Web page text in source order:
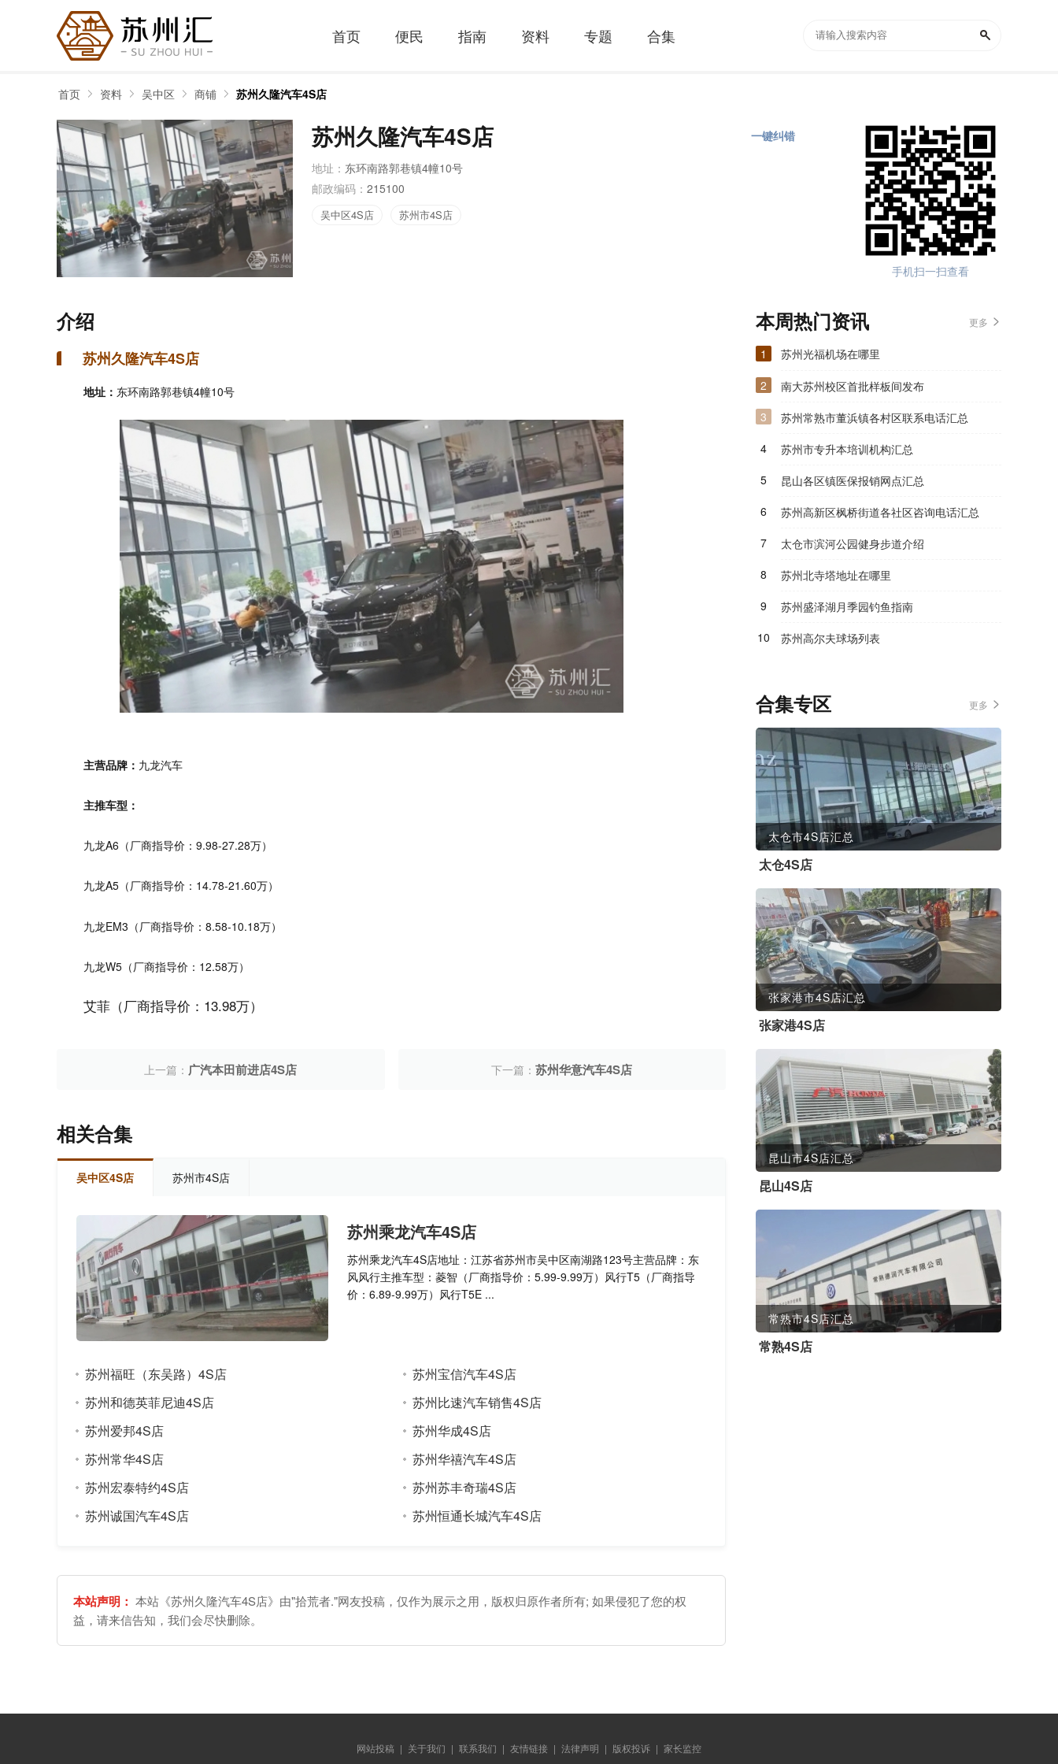
首页 便民 指南 资料 专题 合集
首页 资料 吴中区 商铺 苏州久隆汽车4S店
手机扫一扫查看
苏州久隆汽车4S店
地址： 东环南路郭巷镇4幢10号
邮政编码： 215100
吴中区4S店 苏州市4S店
一键纠错
介绍
苏州久隆汽车4S店
地址： 东环南路郭巷镇4幢10号
主营品牌： 九龙汽车
主推车型：
九龙A6（厂商指导价：9.98-27.28万）
九龙A5（厂商指导价：14.78-21.60万）
九龙EM3（厂商指导价：8.58-10.18万）
九龙W5（厂商指导价：12.58万）
艾菲（厂商指导价：13.98万）
上一篇： 广汽本田前进店4S店 下一篇：苏州华意汽车4S店
相关合集
吴中区4S店 苏州市4S店
苏州乘龙汽车4S店
苏州乘龙汽车4S店地址：江苏省苏州市吴中区南湖路123号主营品牌：东
风风行主推车型：菱智（厂商指导价：5.99-9.99万）风行T5（厂商指导
价：6.89-9.99万）风行T5E ...
苏州福旺（东吴路）4S店
苏州和德英菲尼迪4S店
苏州爱邦4S店
苏州常华4S店
苏州宏泰特约4S店
苏州诚国汽车4S店
苏州宝信汽车4S店
苏州比速汽车销售4S店
苏州华成4S店
苏州华禧汽车4S店
苏州苏丰奇瑞4S店
苏州恒通长城汽车4S店
本站声明： 本站《苏州久隆汽车4S店》由"拾荒者."网友投稿，仅作为展示之用，版权归原作者所有; 如果侵犯了您的权
益，请来信告知，我们会尽快删除。
本周热门资讯 更多
1
苏州光福机场在哪里
2
南大苏州校区首批样板间发布
3
苏州常熟市董浜镇各村区联系电话汇总
4
苏州市专升本培训机构汇总
5
昆山各区镇医保报销网点汇总
6
苏州高新区枫桥街道各社区咨询电话汇总
7
太仓市滨河公园健身步道介绍
8
苏州北寺塔地址在哪里
9
苏州盛泽湖月季园钓鱼指南
10
苏州高尔夫球场列表
合集专区 更多
太仓市4S店汇总
太仓4S店
张家港市4S店汇总
张家港4S店
昆山市4S店汇总
昆山4S店
常熟市4S店汇总
常熟4S店
网站投稿 | 关于我们 | 联系我们 | 友情链接 | 法律声明 | 版权投诉 | 家长监控